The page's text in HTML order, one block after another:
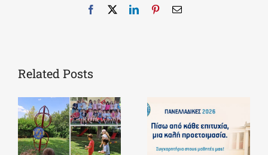
Facebook LinkedInPinterestEmail
Related Posts